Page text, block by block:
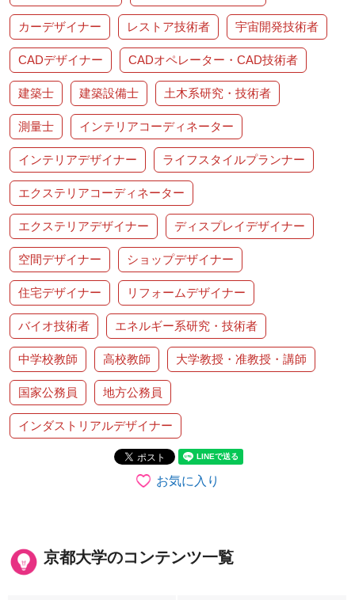
カーデザイナー レストア技術者 宇宙開発技術者
CADデザイナー CADオペレーター・CAD技術者
建築士 建築設備士 土木系研究・技術者
測量士 インテリアコーディネーター
インテリアデザイナー ライフスタイルプランナー
エクステリアコーディネーター
エクステリアデザイナー ディスプレイデザイナー
空間デザイナー ショップデザイナー
住宅デザイナー リフォームデザイナー
バイオ技術者 エネルギー系研究・技術者
中学校教師 高校教師 大学教授・准教授・講師
国家公務員 地方公務員
インダストリアルデザイナー
お気に入り
京都大学のコンテンツ一覧